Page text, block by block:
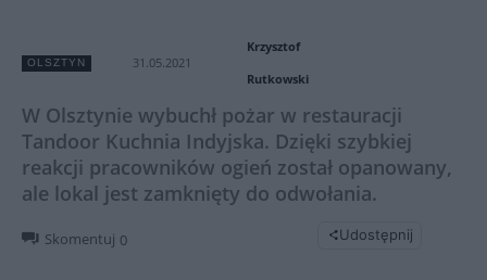
OLSZTYN 31.05.2021
Krzysztof
Rutkowski
W Olsztynie wybuchł pożar w restauracji
Tandoor Kuchnia Indyjska. Dzięki szybkiej
reakcji pracowników ogień został opanowany,
ale lokal jest zamknięty do odwołania.
Skomentuj 0 Udostępnij